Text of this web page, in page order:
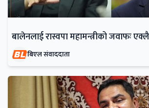
बालेनलाई रास्वपा महामन्त्रीको जवाफः
बिएल संवाददाता